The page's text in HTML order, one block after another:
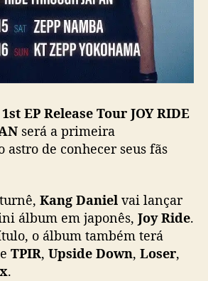
n
a
i
l
EP Release Tour JOY RIDE
será a primeira
astro de conhecer seus fãs
Kang Daniel vai lançar
álbum em japonês, Joy Ride.
o álbum também terá
TPIR, Upside Down, Loser,
.